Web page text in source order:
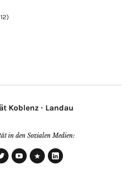
Koblenz · Landau
in den Sozialen Medien: